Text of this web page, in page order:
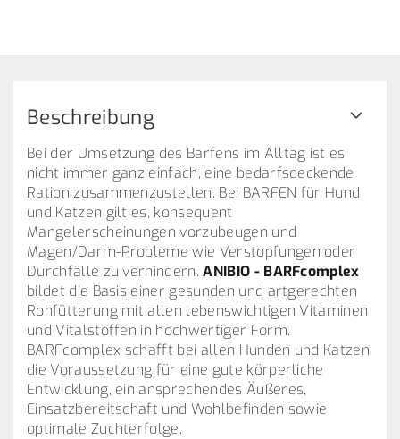
Beschreibung
Bei der Umsetzung des Barfens im Alltag ist es
nicht immer ganz einfach, eine bedarfsdeckende
Ration zusammenzustellen. Bei BARFEN für Hund
und Katzen gilt es, konsequent
Mangelerscheinungen vorzubeugen und
Magen/Darm-Probleme wie Verstopfungen oder
Durchfälle zu verhindern.ANIBIO - BARFcomplex
bildet die Basis einer gesunden und artgerechten
Rohfütterung mit allen lebenswichtigen Vitaminen
und Vitalstoffen in hochwertiger Form.
BARFcomplex schafft bei allen Hunden und Katzen
die Voraussetzung für eine gute körperliche
Entwicklung, ein ansprechendes Äußeres,
Einsatzbereitschaft und Wohlbefinden sowie
optimale Zuchterfolge.